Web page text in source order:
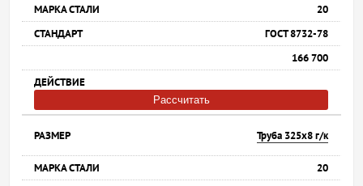
20
ГОСТ 8732-78
166 700
Рассчитать
Труба 325х8 г/к
20